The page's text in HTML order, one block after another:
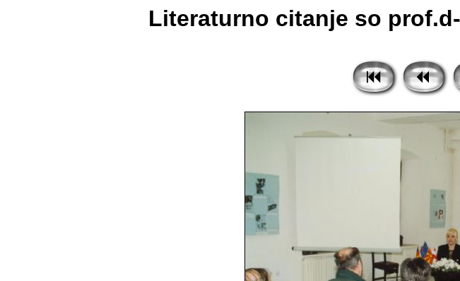
Literaturno citanje so